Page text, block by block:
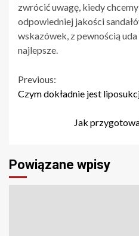
zwrócić uwagę, kiedy
odpowiedniej jakości
wskazówek, z pewnością
najlepsze.
Continue
Reading
Previous:
Czym dokładnie jest
Jak
Powiązane wpisy